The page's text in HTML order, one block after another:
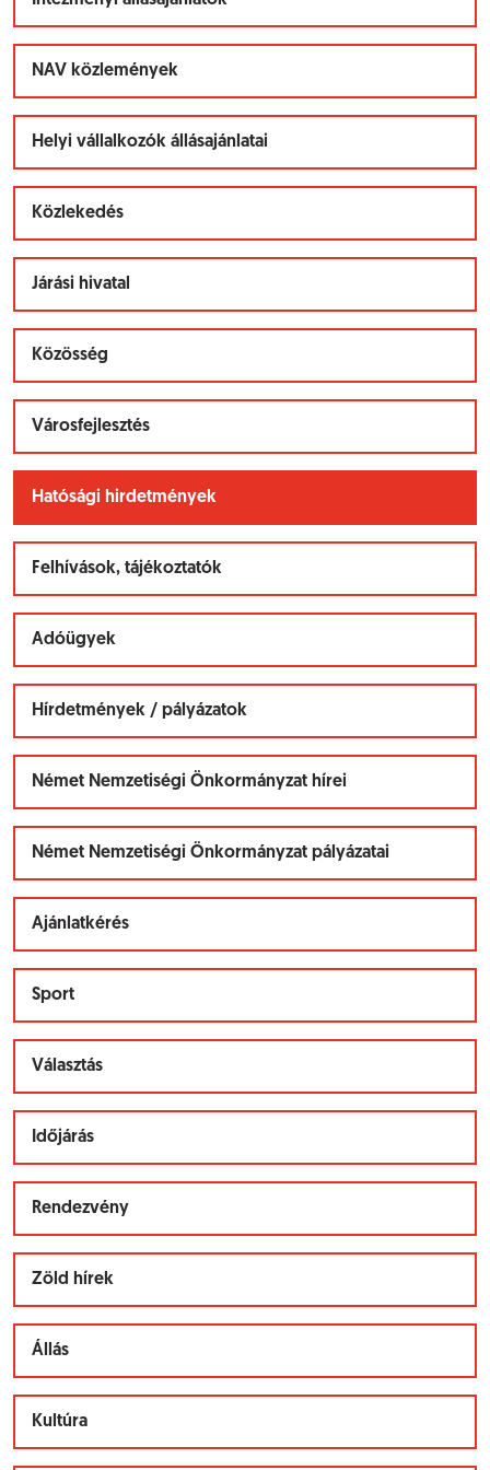
NAV közlemények
Helyi vállalkozók állásajánlatai
Közlekedés
Járási hivatal
Közösség
Városfejlesztés
Hatósági hirdetmények
Felhívások, tájékoztatók
Adóügyek
Hírdetmények / pályázatok
Német Nemzetiségi Önkormányzat hírei
Német Nemzetiségi Önkormányzat pályázatai
Ajánlatkérés
Sport
Választás
Időjárás
Rendezvény
Zöld hírek
Állás
Kultúra